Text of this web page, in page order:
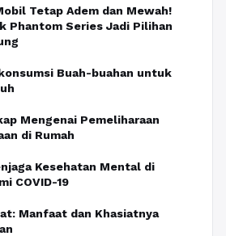
Tetap Adem dan Mewah!
Phantom Series Jadi Pilihan
Buah-buahan untuk
Mengenai Pemeliharaan
di Rumah
Kesehatan Mental di
COVID-19
Manfaat dan Khasiatnya